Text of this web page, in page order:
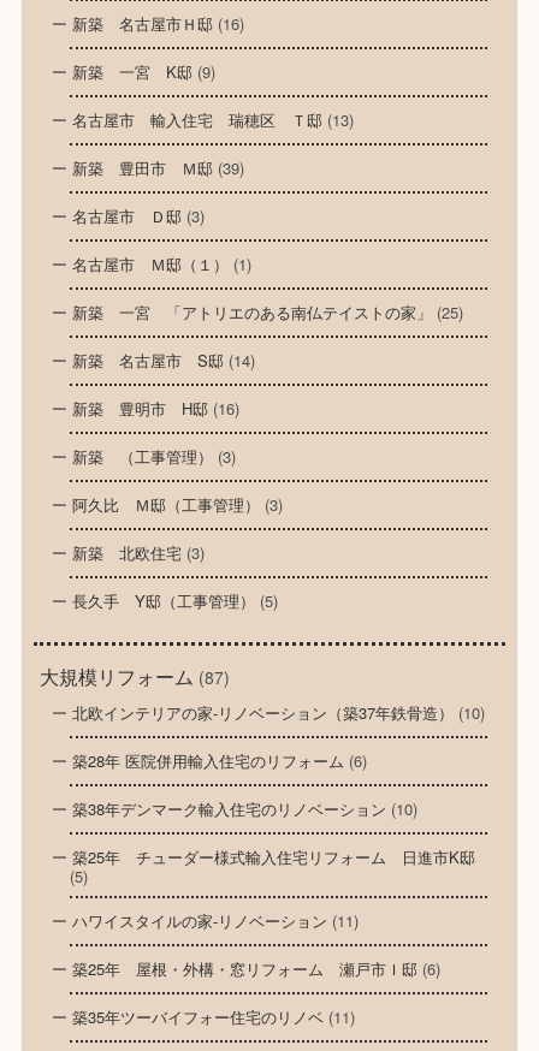
新築 名古屋市Ｈ邸(16)
新築 一宮 K邸(9)
名古屋市 輸入住宅 瑞穂区 Ｔ邸(13)
新築 豊田市 Ｍ邸(39)
名古屋市 Ｄ邸(3)
名古屋市 Ｍ邸（１） (1)
新築 一宮 「アトリエのある南仏テイストの家」 (25)
新築 名古屋市 S邸(14)
新築 豊明市 H邸(16)
新築 （工事管理） (3)
阿久比 Ｍ邸（工事管理） (3)
新築 北欧住宅(3)
長久手 Y邸（工事管理） (5)
大規模リフォーム (87)
北欧インテリアの家-リノベーション（築37年鉄骨造） (10)
築28年 医院併用輸入住宅のリフォーム (6)
築38年デンマーク輸入住宅のリノベーション (10)
築25年 チューダー様式輸入住宅リフォーム 日進市K邸
(5)
ハワイスタイルの家-リノベーション (11)
築25年 屋根・外構・窓リフォーム 瀬戸市Ｉ邸(6)
築35年ツーバイフォー住宅のリノベ(11)